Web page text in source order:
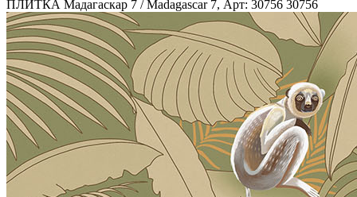
ПЛИТКА Мадагаскар 7 / Madagascar 7, Арт: 30756 30756